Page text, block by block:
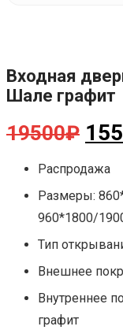
Входная
Шале графит
19500₽
Распродажа
Размеры:
960*1800/
Тип
Внешнее
Внутреннее
графит